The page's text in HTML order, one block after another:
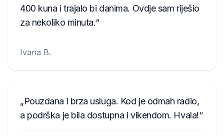
400 kuna i trajalo bi danima. Ovdje sam riješio
za nekoliko minuta.
Ivana B.
Pouzdana i brza usluga. Kod je odmah radio,
a podrška je bila dostupna i vikendom. Hvala!